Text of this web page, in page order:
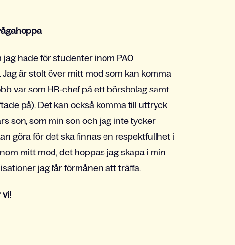
hade för studenter inom PAO
är stolt över mitt mod som kan komma
var som HR-chef på ett börsbolag samt
på). Det kan också komma till uttryck
son, som min son och jag inte tycker
göra för det ska finnas en respektfullhet i
mitt mod, det hoppas jag skapa i min
jag får förmånen att träffa.
vi!